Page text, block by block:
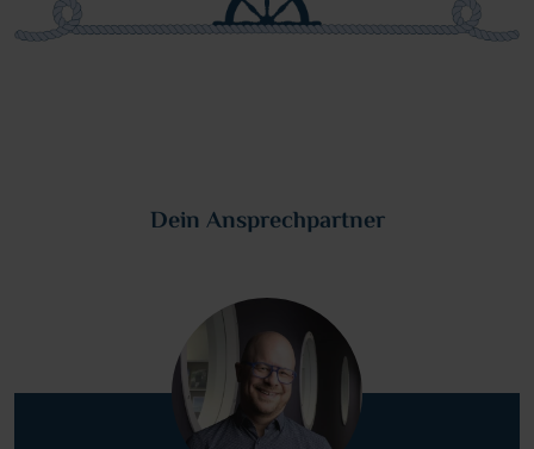
Dein Ansprechpartner